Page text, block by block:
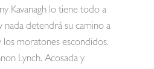
Kavanagh lo tiene todo a
nada detendrá su camino a
los moratones escondidos.
Lynch. Acosada y